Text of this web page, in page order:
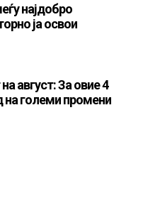
најдобро
ја освои
август: За овие 4
на големи промени